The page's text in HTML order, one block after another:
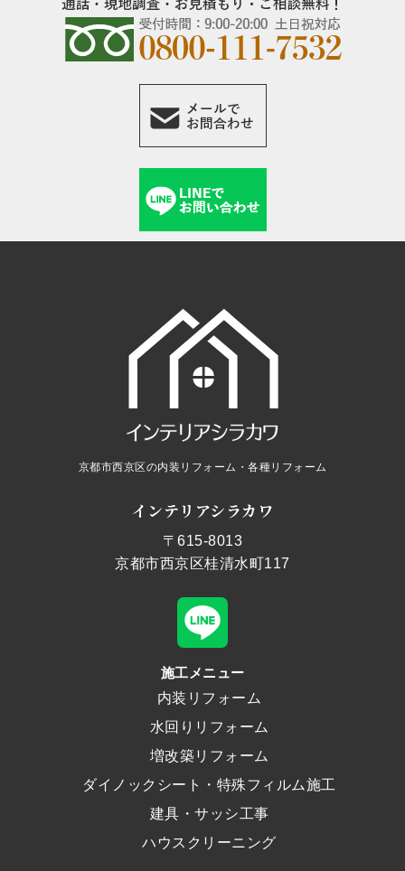
京都市西京区の内装リフォーム・各種リフォーム
インテリアシラカワ
〒615-8013
京都市西京区桂清水町117
施工メニュー
内装リフォーム
水回りリフォーム
増改築リフォーム
ダイノックシート・特殊フィルム施工
建具・サッシ工事
ハウスクリーニング